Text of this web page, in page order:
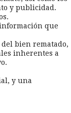
y publicidad.
que
bien rematado,
inherentes a
y una